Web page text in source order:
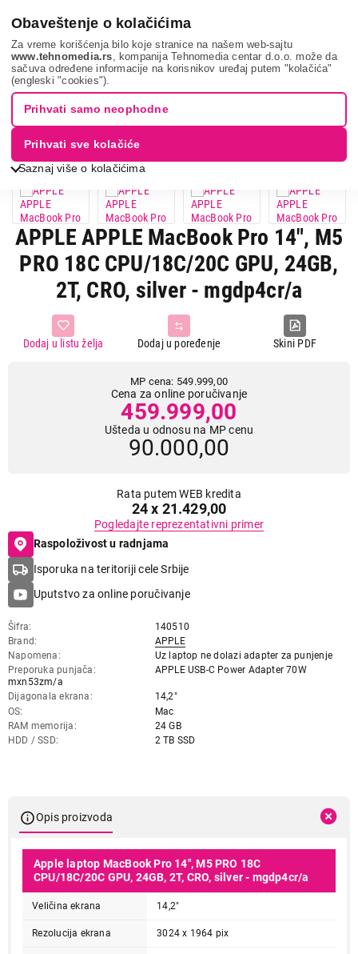
Obaveštenje o kolačićima
Za vreme korišćenja bilo koje stranice na našem web-sajtu
www.tehnomedia.rs , kompanija Tehnomedia centar d.o.o. može da
sačuva određene informacije na korisnikov uređaj putem "kolačića"
(engleski "cookies").
Saznaj više o kolačićima
Prihvati samo neophodne
Prihvati sve kolačiće
It & gaming Laptopovi Macbook Apple apple mac...
APPLE APPLE MacBook Pro 14", M5
PRO 18C CPU/18C/20C GPU, 24GB,
2T, CRO, silver - mgdp4cr/a
Skini PDF
Dodaj u poređenje
Dodaj u listu želja
MP cena: 549.999,00
Cena za online poručivanje
459.999,00
Ušteda u odnosu na MP cenu
90.000,00
Rata putem WEB kredita
24 x 21.429,00
Pogledajte reprezentativni primer
Raspoloživost u radnjama
Isporuka na teritoriji cele Srbije
Uputstvo za online poručivanje
Šifra
140510
Brand
APPLE
Napomena
Uz laptop ne dolazi adapter za punjenje
Preporuka punjača
APPLE USB-C Power Adapter 70W
mxn53zm/a
Dijagonala ekrana
14,2"
OS
Mac
RAM memorija
24 GB
HDD / SSD
2 TB SSD
Opis proizvoda
Apple laptop MacBook Pro 14", M5 PRO 18C
CPU/18C/20C GPU, 24GB, 2T, CRO, silver - mgdp4cr/a
Veličina ekrana 14,2"
Rezolucija ekrana 3024 x 1964 pix